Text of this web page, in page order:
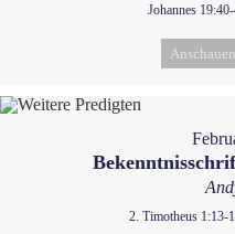
Johannes
Anschauen
2. Timotheus 1:13-